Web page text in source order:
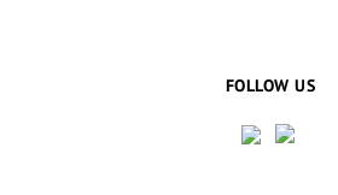
FOLLOW US